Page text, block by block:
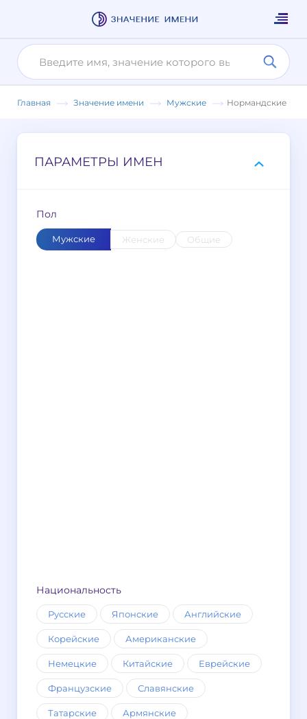
Главная Значение имени Мужские Нормандские
ПАРАМЕТРЫ ИМЕН
Пол
Мужские Женские Общие
Национальность
Русские Японские Английские
Корейские Американские
Немецкие Китайские Еврейские
Французские Славянские
Татарские Армянские